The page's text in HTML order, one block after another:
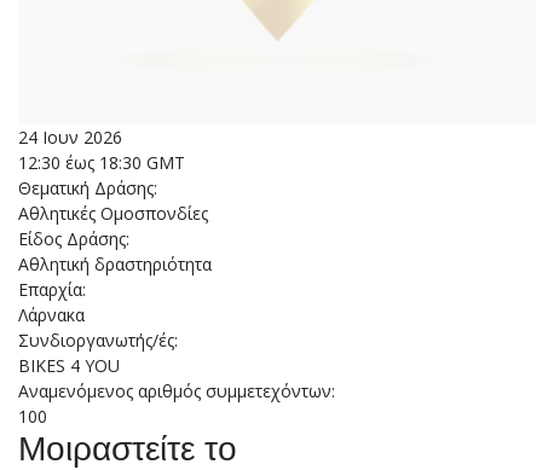
24 Ιουν 2026
12:30 έως 18:30 GMT
Θεματική Δράσης:
Αθλητικές Ομοσπονδίες
Είδος Δράσης:
Αθλητική δραστηριότητα
Επαρχία:
Λάρνακα
Συνδιοργανωτής/ές:
BIKES 4 YOU
Αναμενόμενος αριθμός συμμετεχόντων:
100
Μοιραστείτε το